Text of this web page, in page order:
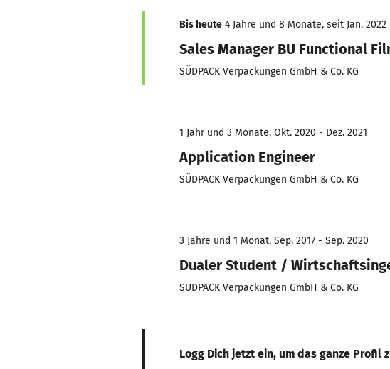
Bis heute 4 Jahre und 8 Monate, seit Jan. 2022
Sales Manager BU Functional
SÜDPACK Verpackungen GmbH & Co. KG
1 Jahr und 3 Monate, Okt. 2020 - Dez. 2021
Application Engineer
SÜDPACK Verpackungen GmbH & Co. KG
3 Jahre und 1 Monat, Sep. 2017 - Sep. 2020
Dualer Student /
SÜDPACK Verpackungen GmbH & Co. KG
Logg Dich jetzt ein, um das ganze Profil